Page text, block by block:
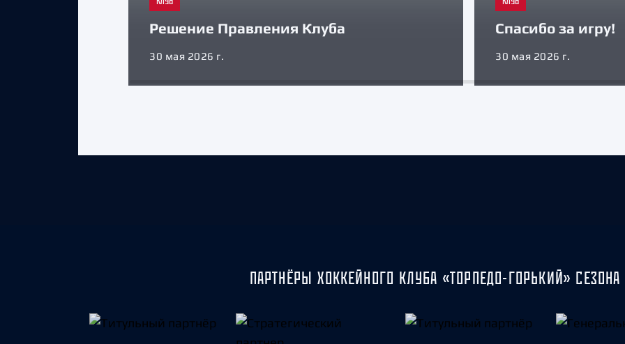
Решение Правления Клуба
30 мая 2026 г.
Спасибо за игру!
30 мая 2026 г.
ПАРТНЁРЫ ХОККЕЙНОГО КЛУБА «ТОРПЕДО-ГОРЬКИЙ» СЕЗОНА